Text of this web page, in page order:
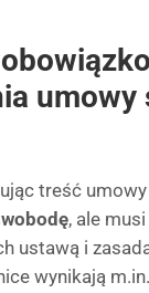
umowy
treść
, ale
ustawą i
wynikają